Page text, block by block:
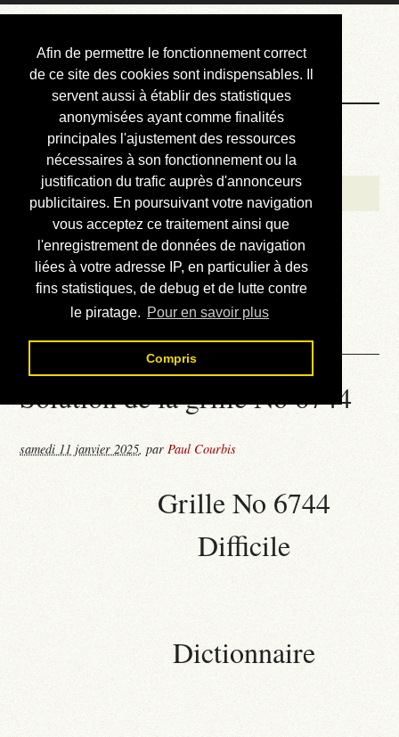
Afin de permettre le fonctionnement correct
de ce site des cookies sont indispensables. Il
servent aussi à établir des statistiques
anonymisées ayant comme finalités
principales l'ajustement des ressources
nécessaires à son fonctionnement ou la
justification du trafic auprès d'annonceurs
publicitaires. En poursuivant votre navigation
vous acceptez ce traitement ainsi que
l'enregistrement de données de navigation
liées à votre adresse IP, en particulier à des
fins statistiques, de debug et de lutte contre
le piratage. Pour en savoir plus
Compris
Courbis, « LE »
Blog Officiel
Bienvenue
Réalisations
Divers (et d’été)
Annonces
Liens externes
Téléchargement
Contact
Solution de la grille No 6744
samedi 11 janvier 2025,parPaul Courbis
Grille No 6744
Difficile
Dictionnaire